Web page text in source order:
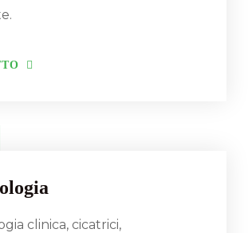
clinica, cicatrici,